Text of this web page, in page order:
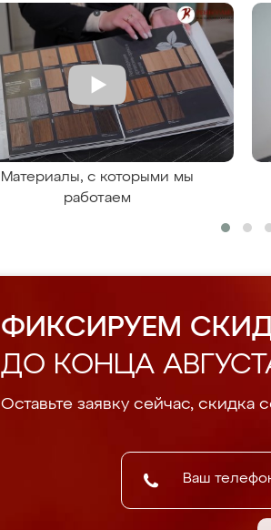
Материалы, с которыми мы
работаем
ФИКСИРУЕМ
ДО КОНЦА
Оставьте заявку сейчас, скидка